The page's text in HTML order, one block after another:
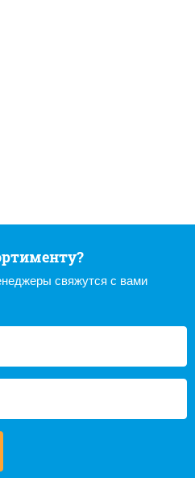
свяжутся с вами